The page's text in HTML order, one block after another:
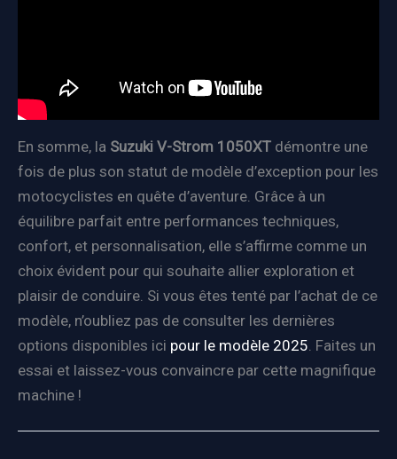
En somme, la Suzuki V-Strom 1050XT démontre une
fois de plus son statut de modèle d’exception pour les
motocyclistes en quête d’aventure. Grâce à un
équilibre parfait entre performances techniques,
confort, et personnalisation, elle s’affirme comme un
choix évident pour qui souhaite allier exploration et
plaisir de conduire. Si vous êtes tenté par l’achat de ce
modèle, n’oubliez pas de consulter les dernières
options disponibles ici pour le modèle 2025. Faites un
essai et laissez-vous convaincre par cette magnifique
machine !